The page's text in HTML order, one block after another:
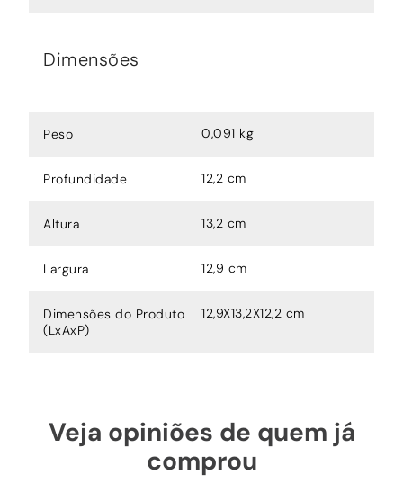
Dimensões
Peso 0,091 kg
Profundidade 12,2 cm
Altura 13,2 cm
Largura 12,9 cm
Dimensões do Produto
(LxAxP)
12,9X13,2X12,2 cm
Veja opiniões de quem já
comprou